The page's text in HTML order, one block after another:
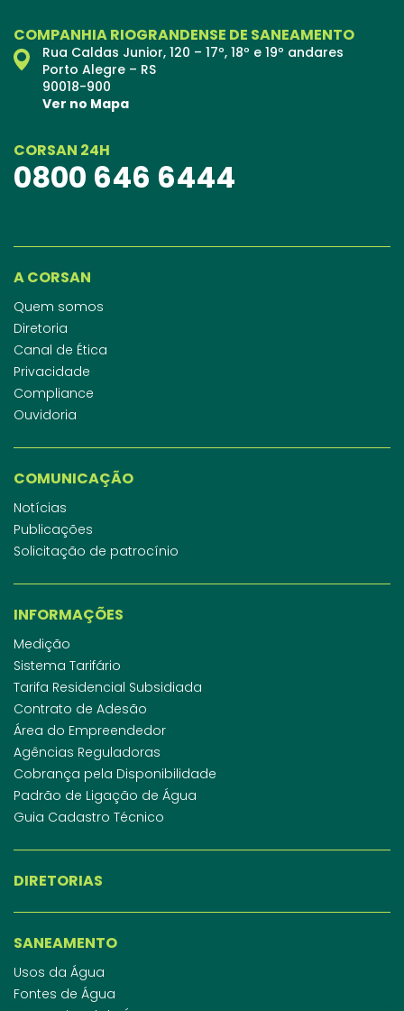
COMPANHIA RIOGRANDENSE DE SANEAMENTO
Rua Caldas Junior, 120 – 17º, 18º e 19º andares
Porto Alegre – RS
90018-900
Ver no Mapa
CORSAN 24H
0800 646 6444
A CORSAN
Quem somos
Diretoria
Canal de Ética
Privacidade
Compliance
Ouvidoria
COMUNICAÇÃO
Notícias
Publicações
Solicitação de patrocínio
INFORMAÇÕES
Medição
Sistema Tarifário
Tarifa Residencial Subsidiada
Contrato de Adesão
Área do Empreendedor
Agências Reguladoras
Cobrança pela Disponibilidade
Padrão de Ligação de Água
Guia Cadastro Técnico
DIRETORIAS
SANEAMENTO
Usos da Água
Fontes de Água